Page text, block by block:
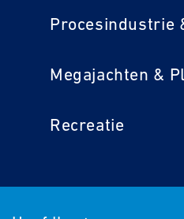
Procesindustrie
Megajachten &
Recreatie